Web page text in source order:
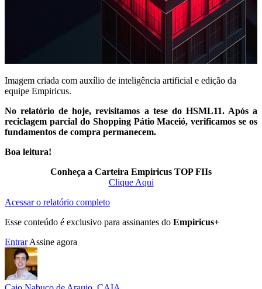
Imagem criada com auxílio de inteligência artificial e edição da
equipe Empiricus.
No relatório de hoje, revisitamos a tese do HSML11. Após a
reciclagem parcial do Shopping Pátio Maceió, verificamos se os
fundamentos de compra permanecem.
Boa leitura!
Conheça a Carteira Empiricus TOP FIIs
Clique Aqui
Acessar o relatório completo
Esse conteúdo é exclusivo para assinantes do Empiricus+
Entrar Assine agora